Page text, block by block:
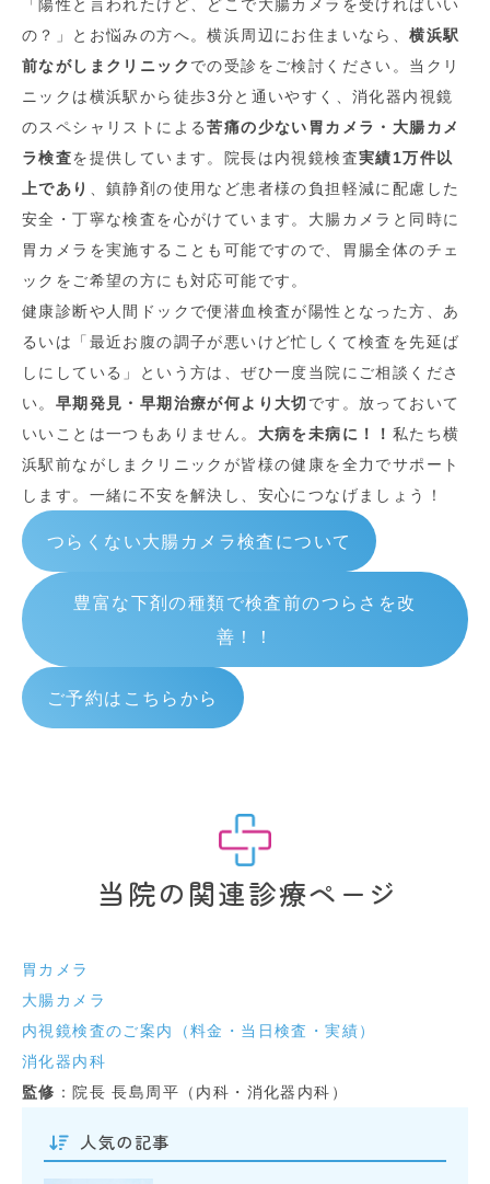
「陽性と言われたけど、どこで大腸カメラを受ければいい
の？」とお悩みの方へ。横浜周辺にお住まいなら、横浜駅
前ながしまクリニック での受診をご検討ください。当クリ
ニックは横浜駅から徒歩3分と通いやすく、消化器内視鏡
のスペシャリストによる苦痛の少ない胃カメラ・大腸カメ
ラ検査を提供しています。院長は内視鏡検査実績1万件以
上であり 、鎮静剤の使用など患者様の負担軽減に配慮した
安全・丁寧な検査を心がけています。大腸カメラと同時に
胃カメラを実施することも可能ですので、胃腸全体のチェ
ックをご希望の方にも対応可能です。
健康診断や人間ドックで便潜血検査が陽性となった方、あ
るいは「最近お腹の調子が悪いけど忙しくて検査を先延ば
しにしている」という方は、ぜひ一度当院にご相談くださ
い。 早期発見・早期治療が何より大切 です。放っておいて
いいことは一つもありません。 大病を未病に！！ 私たち横
浜駅前ながしまクリニックが皆様の健康を全力でサポート
します。一緒に不安を解決し、安心につなげましょう！
つらくない大腸カメラ検査について
豊富な下剤の種類で検査前のつらさを改
善！！
ご予約はこちらから
当院の関連診療ページ
胃カメラ
大腸カメラ
内視鏡検査のご案内（料金・当日検査・実績）
消化器内科
監修 ：院長 長島周平（内科・消化器内科）
人気の記事